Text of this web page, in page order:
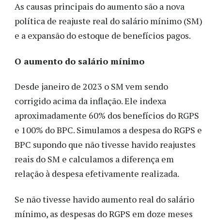
As causas principais do aumento são a nova
política de reajuste real do salário mínimo (SM)
e a expansão do estoque de benefícios pagos.
O aumento do salário mínimo
Desde janeiro de 2023 o SM vem sendo
corrigido acima da inflação. Ele indexa
aproximadamente 60% dos benefícios do RGPS
e 100% do BPC. Simulamos a despesa do RGPS e
BPC supondo que não tivesse havido reajustes
reais do SM e calculamos a diferença em
relação à despesa efetivamente realizada.
Se não tivesse havido aumento real do salário
mínimo, as despesas do RGPS em doze meses